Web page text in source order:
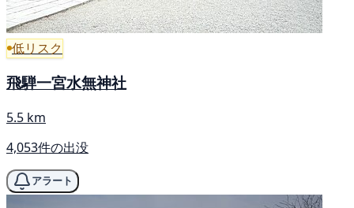
低リスク
飛騨一宮水無神社
5.5 km
4,053件の出没
アラート